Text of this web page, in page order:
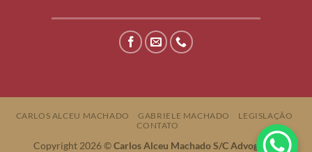
CARLOS ALCEU MACHADO GABRIELE MACHADO
LEGISLAÇÃO
CONTATO
Copyright 2026 ©Carlos Alceu Machado S/C Advogados